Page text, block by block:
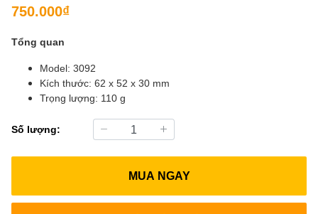
750.000₫
Tổng quan
Model: 3092
Kích thước: 62 x 52 x 30 mm
Trọng lượng: 110 g
Số lượng:
MUA NGAY